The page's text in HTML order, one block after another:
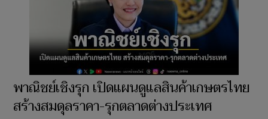
พาณิชย์เชิงรุก เปิดแผนดูแลสินค้าเกษตรไทย
สร้างสมดุลราคา-รุกตลาดต่างประเทศ